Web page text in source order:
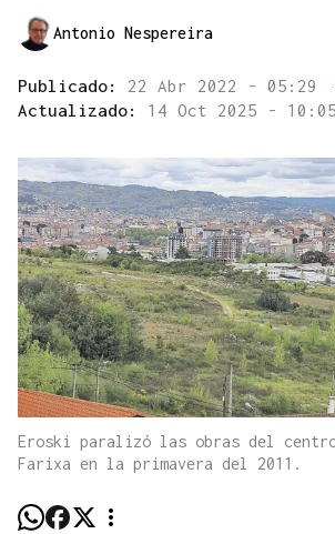
Antonio Nespereira
Publicado: 22 Abr 2022 - 05:29
Actualizado: 14 Oct 2025 - 10:05
Eroski paralizó las obras del
Farixa en la primavera del 2011.